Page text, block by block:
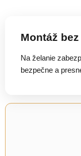
Montáž
Na želanie
bezpečne a